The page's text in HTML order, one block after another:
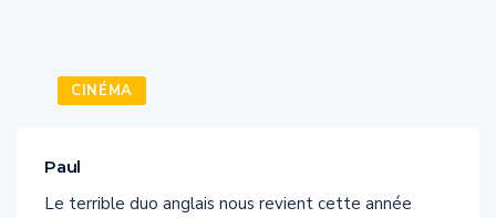
CINÉMA
Paul
Le terrible duo anglais nous revient cette année